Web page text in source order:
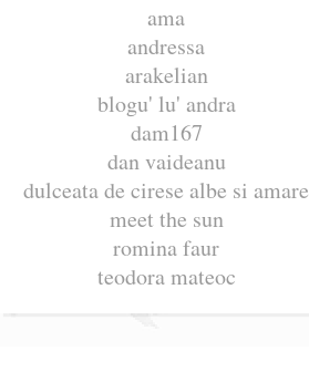
ama
andressa
arakelian
blogu' lu' andra
dam167
dan vaideanu
dulceata de cirese albe si amare
meet the sun
romina faur
teodora mateoc